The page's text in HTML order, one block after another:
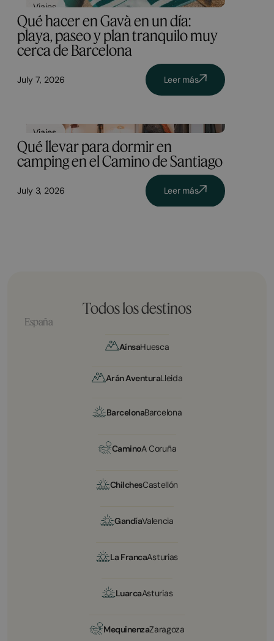
Viajes
Qué hacer en Gavà en un día:
playa, paseo y plan tranquilo muy
cerca de Barcelona
July 7, 2026 Leer más
Viajes
Qué llevar para dormir en
camping en el Camino de Santiago
July 3, 2026 Leer más
Todos los destinos
España
AínsaHuesca
Arán AventuraLleida
BarcelonaBarcelona
CaminoA Coruña
ChilchesCastellón
GandíaValencia
La FrancaAsturias
LuarcaAsturias
MequinenzaZaragoza